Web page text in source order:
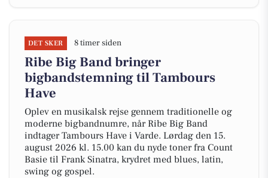
DET SKER 8 timer siden
Ribe Big Band bringer
bigbandstemning til Tambours
Have
Oplev en musikalsk rejse gennem traditionelle og
moderne bigbandnumre, når Ribe Big Band
indtager Tambours Have i Varde. Lørdag den 15.
august 2026 kl. 15.00 kan du nyde toner fra Count
Basie til Frank Sinatra, krydret med blues, latin,
swing og gospel.